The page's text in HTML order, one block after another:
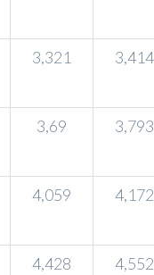
3,321 3,414
3,69 3,793
4,059 4,172
4,428 4,552